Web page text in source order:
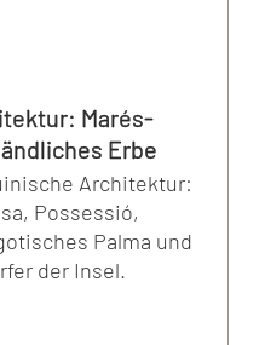
Marés-
Erbe
Architektur:
Possessió,
Palma und
der Insel.